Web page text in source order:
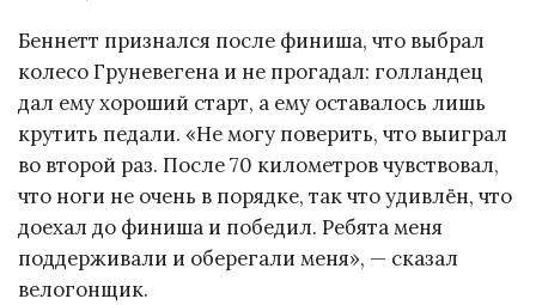
Беннетт признался после финиша, что выбрал
колесо Груневегена и не прогадал: голландец
дал ему хороший старт, а ему оставалось лишь
крутить педали. «Не могу поверить, что выиграл
во второй раз. После 70 километров чувствовал,
что ноги не очень в порядке, так что удивлён, что
доехал до финиша и победил. Ребята меня
поддерживали и оберегали меня», — сказал
велогонщик.